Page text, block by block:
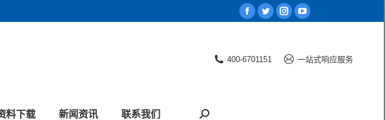
Facebook
TwitterInstagram
in
YouTube
in
400-6701151 一站式响应服务
料下载 新闻资讯 联系我们 Search: